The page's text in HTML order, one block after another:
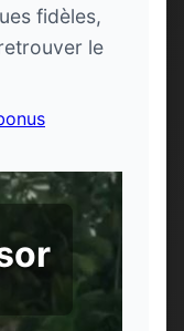
fidèles,
le